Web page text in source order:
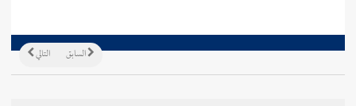
التالي السابق